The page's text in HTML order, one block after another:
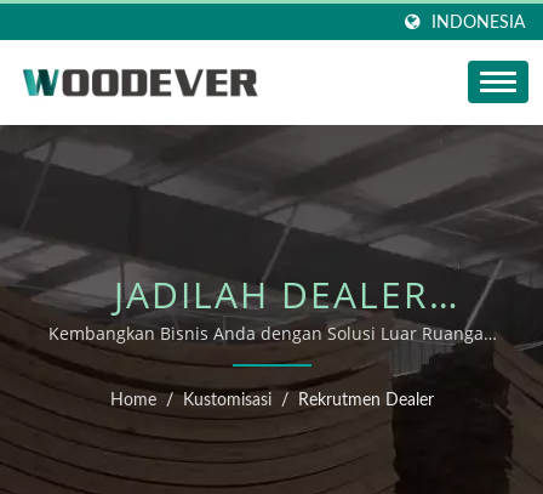
INDONESIA
JADILAH DEALER
FURNITUR WOODEVER
Kembangkan Bisnis Anda dengan Solusi Luar Ruangan
yang Berkelanjutan
Home / Kustomisasi / Rekrutmen Dealer